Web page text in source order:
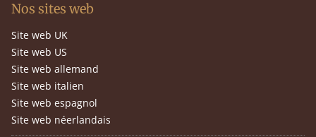
Nos sites web
Site web UK
Site web US
Site web allemand
Site web italien
Site web espagnol
Site web néerlandais